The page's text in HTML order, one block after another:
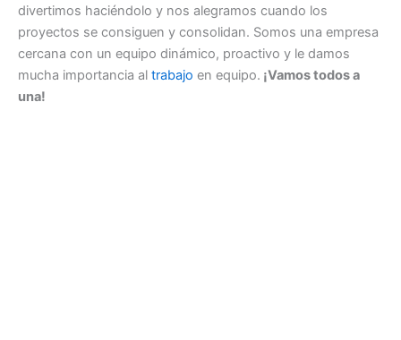
divertimos haciéndolo y nos alegramos cuando los
proyectos se consiguen y consolidan. Somos una empresa
cercana con un equipo dinámico, proactivo y le damos
mucha importancia al trabajo en equipo. ¡Vamos todos a
una!